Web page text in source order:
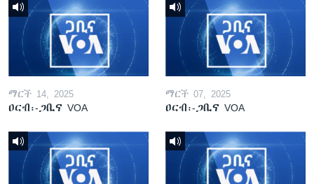
ማርች 14, 2025
ዐርብ፡-ጋቢና VOA
ማርች 07, 2025
ዐርብ፡-ጋቢና VOA